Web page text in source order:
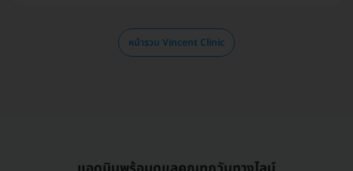
หน้ารวม Vincent Clinic